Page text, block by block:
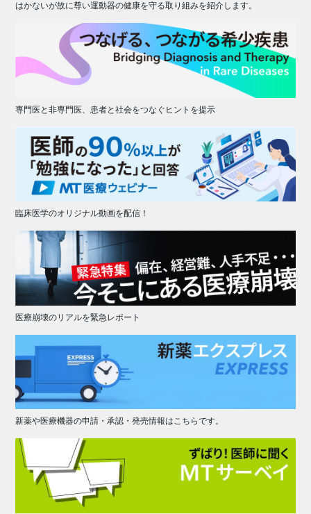
はかないが故に尊い運動器の健康を守る取り組みを紹介します。
専門医と非専門医、患者と社会をつなぐヒントを提示
臨床医学のオリジナル動画を配信！
医療崩壊のリアルを緊急レポート
新薬や医療機器の申請・承認・発売情報はこちらです。